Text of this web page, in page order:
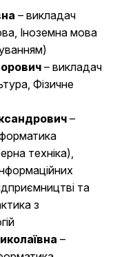
– викладач
Іноземна мова
– викладач
Фізичне
–
техніка),
та
з
–